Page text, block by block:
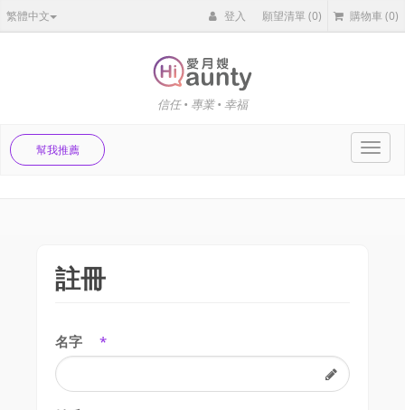
繁體中文 登入 願望清單(0) 購物車 (0)
信任 • 專業 • 幸福
幫我推薦
註冊
名字 *